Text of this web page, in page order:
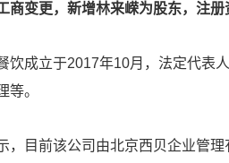
商变更，新增林来嵘为股东，注
饮成立于2017年10月，法定代表
等。
，目前该公司由北京西贝企业管